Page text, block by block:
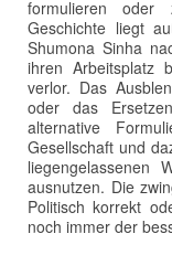
formulieren oder
Geschichte liegt
Shumona Sinha
ihren Arbeitsplatz
verlor. Das
oder das
alternative
Gesellschaft und
liegengelassenen
ausnutzen. Die
Politisch korrekt
noch immer der